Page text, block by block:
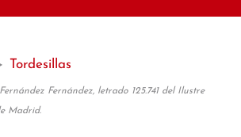
Tordesillas
Fernández, letrado 125.741 del Ilustre
Madrid.